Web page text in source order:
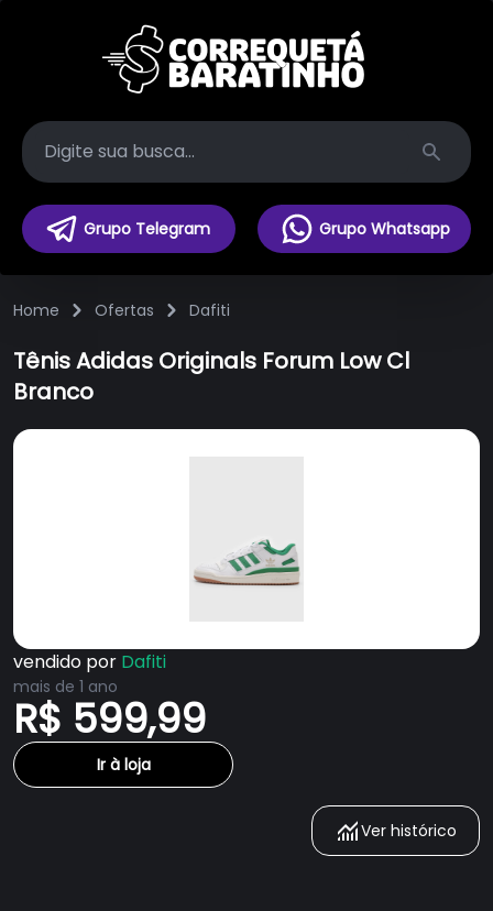
Search
Grupo Telegram Grupo Whatsapp
Home Ofertas Dafiti
Tênis Adidas Originals Forum Low Cl
Branco
vendido por Dafiti
mais de 1 ano
R$ 599,99
Ir à loja
Ver histórico